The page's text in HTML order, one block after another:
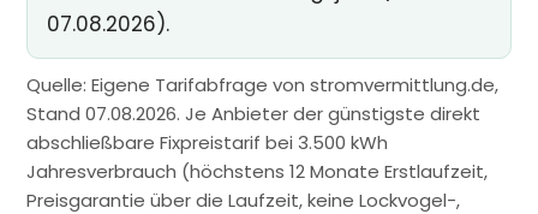
07.08.2026).
Quelle: Eigene Tarifabfrage von stromvermittlung.de,
Stand 07.08.2026. Je Anbieter der günstigste direkt
abschließbare Fixpreistarif bei 3.500 kWh
Jahresverbrauch (höchstens 12 Monate Erstlaufzeit,
Preisgarantie über die Laufzeit, keine Lockvogel-,